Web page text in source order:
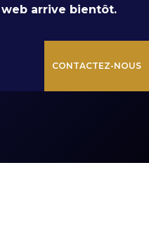
arrive bientôt.
CONTACTEZ-NOUS